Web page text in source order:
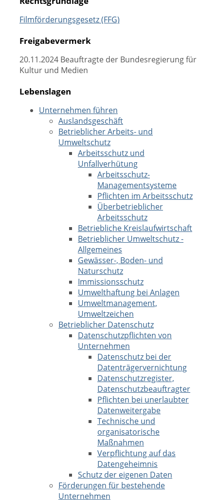
Filmförderungsgesetz (FFG)
Freigabevermerk
20.11.2024 Beauftragte der Bundesregierung für
Kultur und Medien
Lebenslagen
Unternehmen führen
Auslandsgeschäft
Betrieblicher Arbeits- und
Umweltschutz
Arbeitsschutz und
Unfallverhütung
Arbeitsschutz-
Managementsysteme
Pflichten im Arbeitsschutz
Überbetrieblicher
Arbeitsschutz
Betriebliche Kreislaufwirtschaft
Betrieblicher Umweltschutz -
Allgemeines
Gewässer-, Boden- und
Naturschutz
Immissionsschutz
Umwelthaftung bei Anlagen
Umweltmanagement,
Umweltzeichen
Betrieblicher Datenschutz
Datenschutzpflichten von
Unternehmen
Datenschutz bei der
Datenträgervernichtung
Datenschutzregister,
Datenschutzbeauftragter
Pflichten bei unerlaubter
Datenweitergabe
Technische und
organisatorische
Maßnahmen
Verpflichtung auf das
Datengeheimnis
Schutz der eigenen Daten
Förderungen für bestehende
Unternehmen